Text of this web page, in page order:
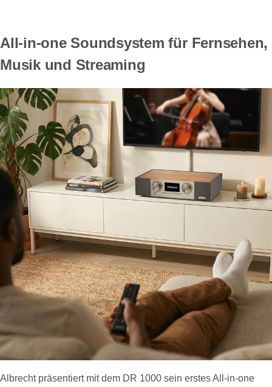
All-in-one Soundsystem für Fernsehen,
Musik und Streaming
Albrecht präsentiert mit dem DR 1000 sein erstes All-in-one